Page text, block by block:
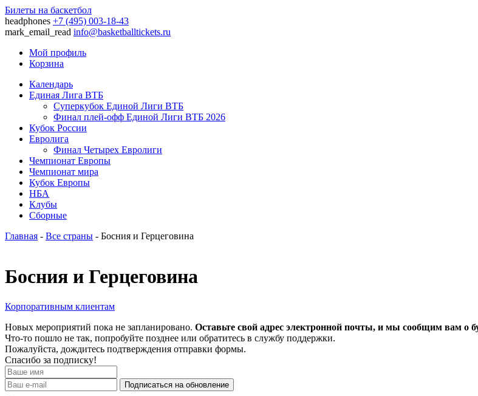
Билеты на баскетбол
headphones +7 (495) 003-18-43
mark_email_read info@basketballtickets.ru
Мой профиль
Корзина
Календарь
Единая Лига ВТБ
Суперкубок Единой Лиги ВТБ
Финал плей-офф Единой Лиги ВТБ 2026
Кубок России
Евролига
Финал Четырех Евролиги
Чемпионат Европы
Чемпионат мира
Кубок Европы
НБА
Клубы
Сборные
Главная - Все страны - Босния и Герцеговина
Босния и Герцеговина
Корпоративным клиентам
Новых мероприятий пока не запланировано. Оставьте свой адрес электронной почты, и мы сообщим вам о
Что-то пошло не так, попробуйте позднее или обратитесь в службу поддержки.
Пожалуйста, дождитесь подтверждения отправки формы.
Спасибо за подписку!
Подписаться на обновление